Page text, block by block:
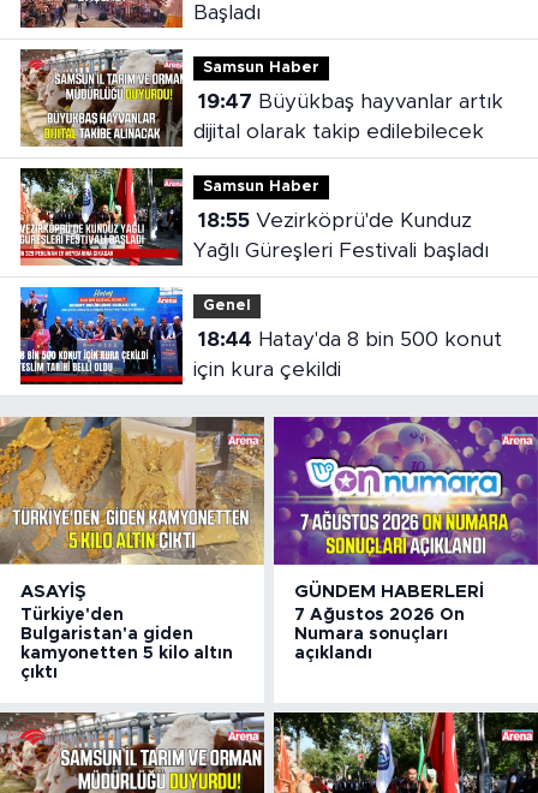
Başladı
Samsun Haber
19:47
dijital olarak takip edilebilecek
Samsun Haber
18:55Vezirköprü'de Kunduz
Yağlı Güreşleri Festivali başladı
Genel
18:44
için kura çekildi
ASAYIŞ
Türkiye'den
Bulgaristan'a giden
kamyonetten 5 kilo altın
çıktı
GÜNDEM HABERLERI
7 Ağustos 2026 On
Numara sonuçları
açıklandı